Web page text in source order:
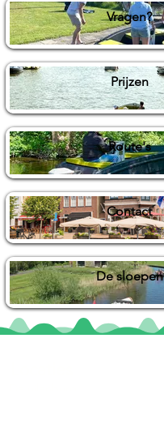
Vragen?
Prijzen
Route's
Contact
De sloepen